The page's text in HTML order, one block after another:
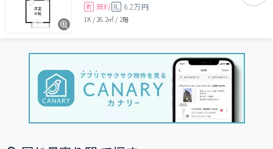
敷 無料 礼 6.2万円
1K / 26.2㎡ / 2階